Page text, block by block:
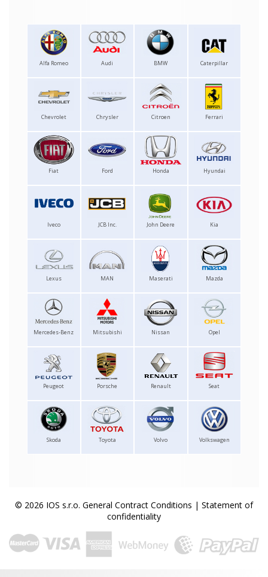
Alfa Romeo Audi BMW Caterpillar
Chevrolet Chrysler Citroen Ferrari
Fiat Ford Honda Hyundai
Iveco JCB Inc. John Deere Kia
Lexus MAN Maserati Mazda
Mercedes-Benz Mitsubishi Nissan Opel
Peugeot Porsche Renault Seat
Skoda Toyota Volvo Volkswagen
© 2026 IOS s.r.o. General Contract Conditions | Statement of
confidentiality